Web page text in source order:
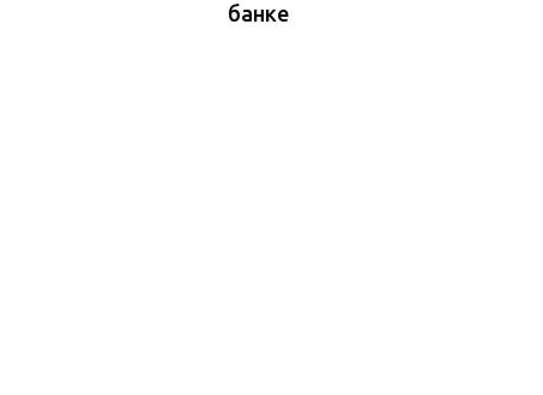
банке